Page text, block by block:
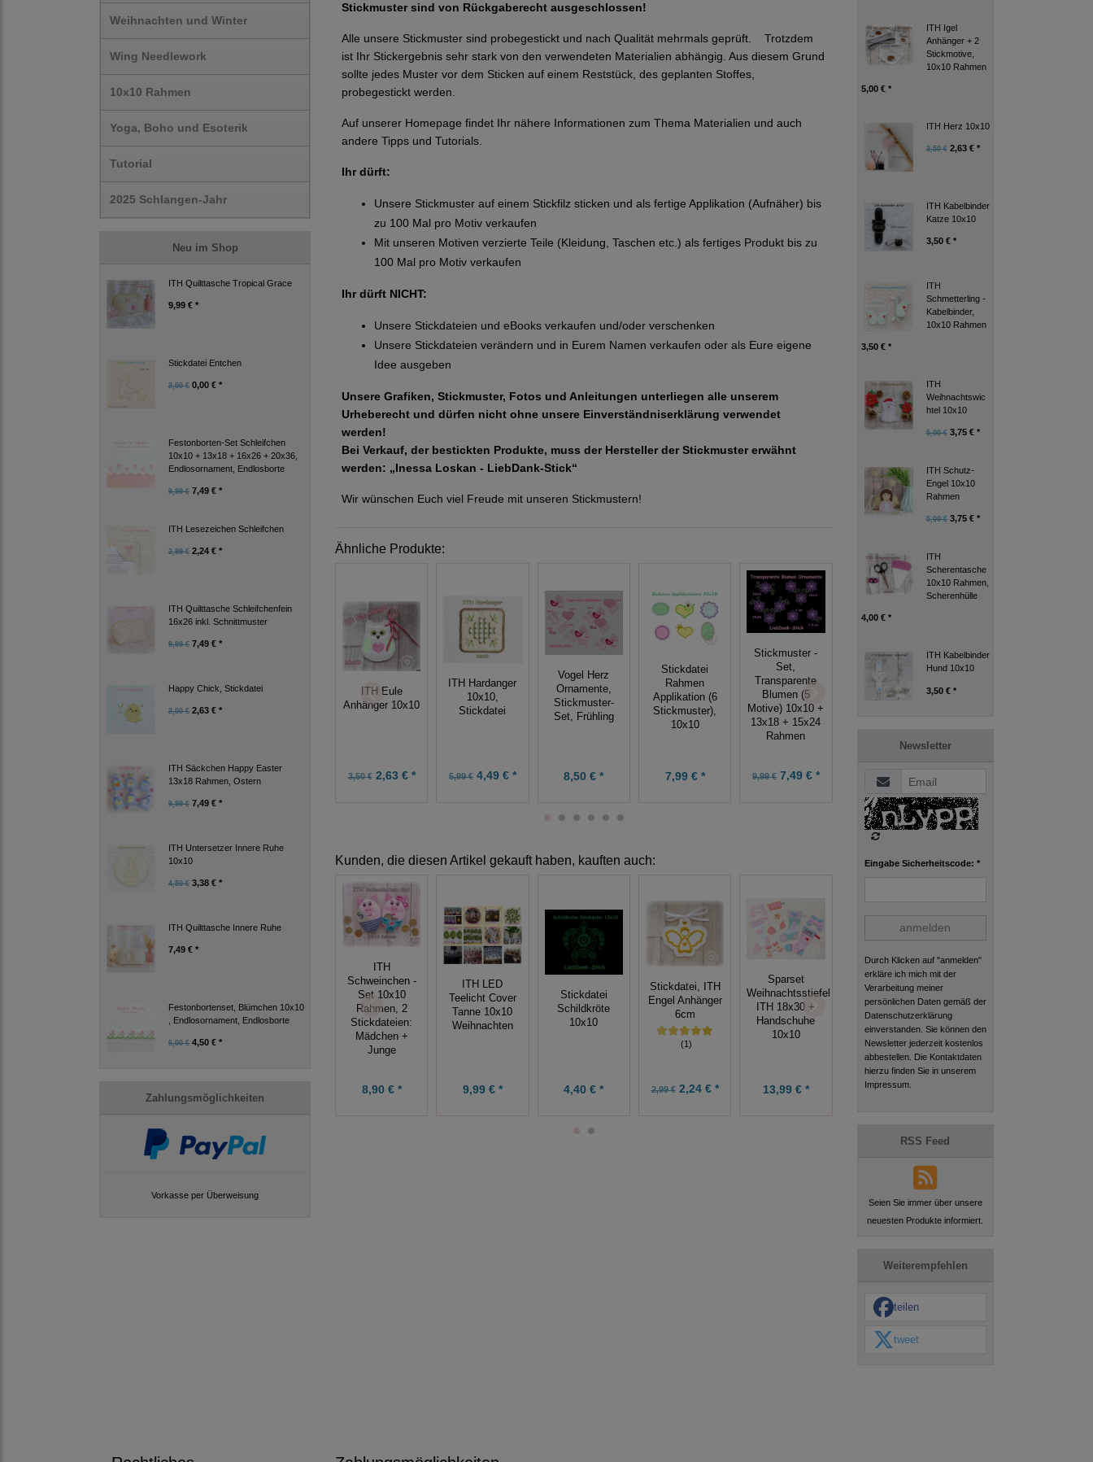
Weihnachten und Winter
Wing Needlework
10x10 Rahmen
Yoga, Boho und Esoterik
Tutorial
2025 Schlangen-Jahr
Neu im Shop
ITH Quilttasche Tropical Grace
9,99 € *
Stickdatei Entchen
3,50 € 0,00 € *
Festonborten-Set Schleifchen
10x10 + 13x18 + 16x26 + 20x36,
Endlosornament, Endlosborte
9,99 € 7,49 € *
ITH Lesezeichen Schleifchen
2,99 € 2,24 € *
ITH Quilttasche Schleifchenfein
16x26 inkl. Schnittmuster
9,99 € 7,49 € *
Happy Chick, Stickdatei
3,50 € 2,63 € *
ITH Säckchen Happy Easter
13x18 Rahmen, Ostern
9,99 € 7,49 € *
ITH Untersetzer Innere Ruhe
10x10
4,50 € 3,38 € *
ITH Quilttasche Innere Ruhe
7,49 € *
Festonbortenset, Blümchen 10x10
, Endlosornament, Endlosborte
6,00 € 4,50 € *
Zahlungsmöglichkeiten
Vorkasse per Überweisung
Stickmuster sind von Rückgaberecht ausgeschlossen!
Alle unsere Stickmuster sind probegestickt und nach Qualität mehrmals geprüft. Trotzdem
ist Ihr Stickergebnis sehr stark von den verwendeten Materialien abhängig. Aus diesem Grund
sollte jedes Muster vor dem Sticken auf einem Reststück, des geplanten Stoffes,
probegestickt werden.
Auf unserer Homepage findet Ihr nähere Informationen zum Thema Materialien und auch
andere Tipps und Tutorials.
Ihr dürft:
Unsere Stickmuster auf einem Stickfilz sticken und als fertige Applikation (Aufnäher) bis
zu 100 Mal pro Motiv verkaufen
Mit unseren Motiven verzierte Teile (Kleidung, Taschen etc.) als fertiges Produkt bis zu
100 Mal pro Motiv verkaufen
Ihr dürft NICHT:
Unsere Stickdateien und eBooks verkaufen und/oder verschenken
Unsere Stickdateien verändern und in Eurem Namen verkaufen oder als Eure eigene
Idee ausgeben
Unsere Grafiken, Stickmuster, Fotos und Anleitungen unterliegen alle unserem
Urheberecht und dürfen nicht ohne unsere Einverständniserklärung verwendet
werden!
Bei Verkauf, der bestickten Produkte, muss der Hersteller der Stickmuster erwähnt
werden: „Inessa Loskan - LiebDank-Stick“
Wir wünschen Euch viel Freude mit unseren Stickmustern!
Ähnliche Produkte:
ITH Eule
Anhänger 10x10
3,50 €2,63 € *
ITH Hardanger
10x10,
Stickdatei
5,99 €4,49 € *
Vogel Herz
Ornamente,
Stickmuster-
Set, Frühling
8,50 € *
Stickdatei
Rahmen
Applikation (6
Stickmuster),
10x10
7,99 € *
Stickmuster -
Set,
Transparente
Blumen (5
Motive) 10x10 +
13x18 + 15x24
Rahmen
9,99 €7,49 € *
Blackwork Hahn
3,00 € *
ITH Hardanger-
Kunden, die diesen Artikel gekauft haben, kauften auch:
ITH
Schweinchen -
Set 10x10
Rahmen, 2
Stickdateien:
Mädchen +
Junge
8,90 € *
ITH LED
Teelicht Cover
Tanne 10x10
Weihnachten
9,99 € *
Stickdatei
Schildkröte
10x10
4,40 € *
Stickdatei, ITH
Engel Anhänger
6cm
(1)
2,99 €2,24 € *
Sparset
Weihnachtsstiefel
ITH 18x30 +
Handschuhe
10x10
13,99 € *
Blackwork Hahn
10x10
Stickdatei
3,00 € *
Paisley (8
10x10 Rahmen
ITH Igel
Anhänger + 2
Stickmotive,
10x10 Rahmen
5,00 € *
ITH Herz 10x10
3,50 €2,63 € *
ITH Kabelbinder
Katze 10x10
3,50 € *
ITH
Schmetterling -
Kabelbinder,
10x10 Rahmen
3,50 € *
ITH
Weihnachtswic
htel 10x10
5,00 €3,75 € *
ITH Schutz-
Engel 10x10
Rahmen
5,00 €3,75 € *
ITH
Scherentasche
10x10 Rahmen,
Scherenhülle
4,00 € *
ITH Kabelbinder
Hund 10x10
3,50 € *
Newsletter
Eingabe Sicherheitscode: *
anmelden
Durch Klicken auf "anmelden"
erkläre ich mich mit der
Verarbeitung meiner
persönlichen Daten gemäß der
Datenschutzerklärung
einverstanden. Sie können den
Newsletter jederzeit kostenlos
abbestellen. Die Kontaktdaten
hierzu finden Sie in unserem
Impressum.
RSS Feed
Seien Sie immer über unsere
neuesten Produkte informiert.
Weiterempfehlen
teilen
tweet